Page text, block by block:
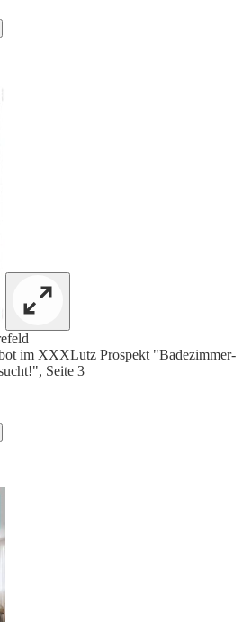
im XXXLutz Prospekt "Badezimmer-
Seite 3